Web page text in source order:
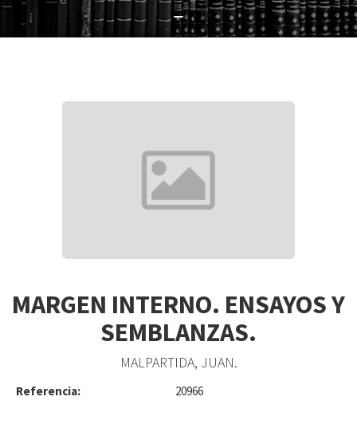
MARGEN INTERNO. ENSAYOS Y
SEMBLANZAS.
MALPARTIDA, JUAN.
Referencia: 20966